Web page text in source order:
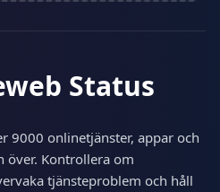
Status
9000 onlinetjänster, appar och
över. Kontrollera om
tjänsteproblem och håll